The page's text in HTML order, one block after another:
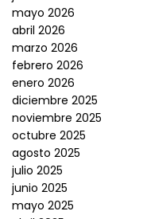
mayo 2026
abril 2026
marzo 2026
febrero 2026
enero 2026
diciembre 2025
noviembre 2025
octubre 2025
agosto 2025
julio 2025
junio 2025
mayo 2025